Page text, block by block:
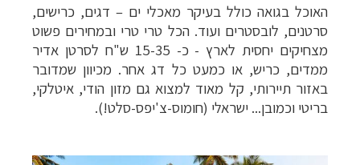
האוכל בגואה כולל בעיקר מאכלי ים – דגים, כרישים,
סרטנים, לובסטרים ועוד. הכל טרי טרי ובמחירים פשוט
מצחיקים יחסית לארץ - כ- 15-35 ש"ח
לסרטן אדיר
ממדים, כריש, או כמעט כל דג אחר. מכיוון שמדובר
באזור תיירותי, קל מאוד למצוא גם מזון הודי, איטלקי,
בריטי וכמובן... ישראלי (חומוס-צ'יפס-סלט!).